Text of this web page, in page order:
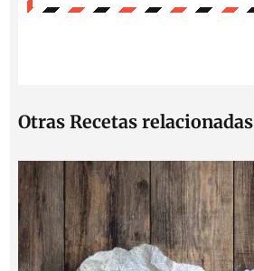
Otras Recetas relacionadas